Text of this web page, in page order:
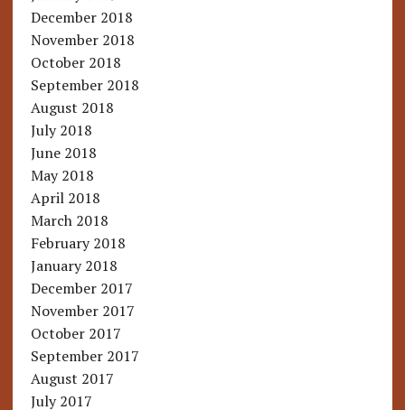
December 2018
November 2018
October 2018
September 2018
August 2018
July 2018
June 2018
May 2018
April 2018
March 2018
February 2018
January 2018
December 2017
November 2017
October 2017
September 2017
August 2017
July 2017